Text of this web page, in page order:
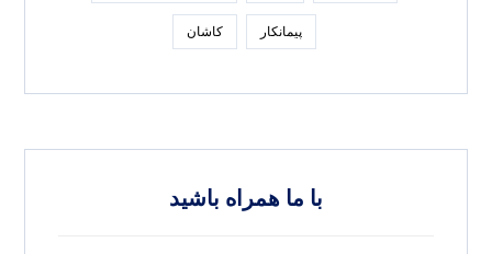
پیمانکار کاشان
با ما همراه باشید